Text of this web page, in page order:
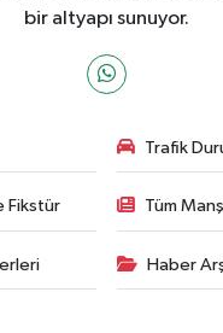
bir altyapı sunuyor.
Trafik
Fikstür Tüm
Haber